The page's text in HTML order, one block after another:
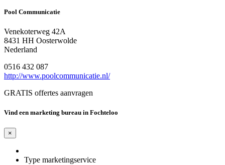
Pool Communicatie
Venekoterweg 42A
8431 HH Oosterwolde
Nederland
0516 432 087
http://www.poolcommunicatie.nl/
GRATIS offertes aanvragen
Vind een marketing bureau in Fochteloo
×
Type marketingservice